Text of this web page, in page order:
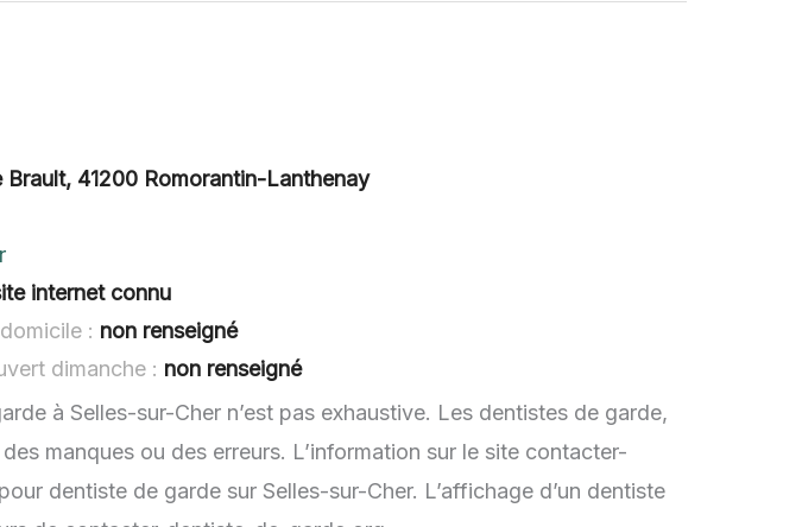
Brault, 41200 Romorantin-Lanthenay
internet connu
: non renseigné
dimanche : non renseigné
à Selles-sur-Cher n’est pas exhaustive. Les dentistes de garde,
manques ou des erreurs. L’information sur le site contacter-
dentiste de garde sur Selles-sur-Cher. L’affichage d’un dentiste